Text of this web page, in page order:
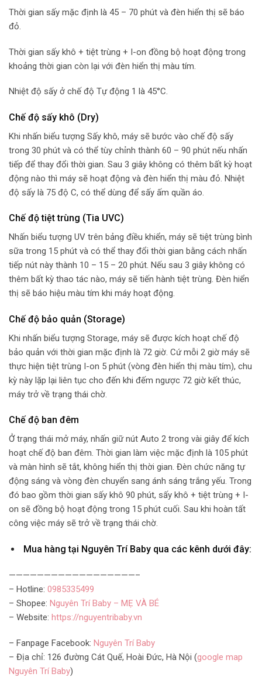
Thời gian sấy mặc định là 45 – 70 phút và đèn hiển thị sẽ báo
đỏ.
Thời gian sấy khô + tiệt trùng + I-on đồng bộ hoạt động trong
khoảng thời gian còn lại với đèn hiển thị màu tím.
Nhiệt độ sấy ở chế độ Tự động 1 là 45°C.
Chế độ sấy khô (Dry)
Khi nhấn biểu tượng Sấy khô, máy sẽ bước vào chế độ sấy
trong 30 phút và có thể tùy chỉnh thành 60 – 90 phút nếu nhấn
tiếp để thay đổi thời gian. Sau 3 giây không có thêm bất kỳ hoạt
động nào thì máy sẽ hoạt động và đèn hiển thị màu đỏ. Nhiệt
độ sấy là 75 độ C, có thể dùng để sấy ấm quần áo.
Chế độ tiệt trùng (Tia UVC)
Nhấn biểu tượng UV trên bảng điều khiển, máy sẽ tiệt trùng bình
sữa trong 15 phút và có thể thay đổi thời gian bằng cách nhấn
tiếp nút này thành 10 – 15 – 20 phút. Nếu sau 3 giây không có
thêm bất kỳ thao tác nào, máy sẽ tiến hành tiệt trùng. Đèn hiển
thị sẽ báo hiệu màu tím khi máy hoạt động.
Chế độ bảo quản (Storage)
Khi nhấn biểu tượng Storage, máy sẽ được kích hoạt chế độ
bảo quản với thời gian mặc định là 72 giờ. Cứ mỗi 2 giờ máy sẽ
thực hiện tiệt trùng I-on 5 phút (vòng đèn hiển thị màu tím), chu
kỳ này lặp lại liên tục cho đến khi đếm ngược 72 giờ kết thúc,
máy trở về trạng thái chờ.
Chế độ ban đêm
Ở trạng thái mở máy, nhấn giữ nút Auto 2 trong vài giây để kích
hoạt chế độ ban đêm. Thời gian làm việc mặc định là 105 phút
và màn hình sẽ tắt, không hiển thị thời gian. Đèn chức năng tự
động sáng và vòng đèn chuyển sang ánh sáng trắng yếu. Trong
đó bao gồm thời gian sấy khô 90 phút, sấy khô + tiệt trùng + I-
on sẽ đồng bộ hoạt động trong 15 phút cuối. Sau khi hoàn tất
công việc máy sẽ trở về trạng thái chờ.
Mua hàng tại Nguyên Trí Baby qua các kênh dưới đây:
——————————————————–
– Hotline: 0985335499
– Shopee: Nguyên Trí Baby – MẸ VÀ BÉ
– Website: https://nguyentribaby.vn
– Fanpage Facebook: Nguyên Trí Baby
– Địa chỉ: 126 đường Cát Quế, Hoài Đức, Hà Nội (google map
Nguyên Trí Baby)